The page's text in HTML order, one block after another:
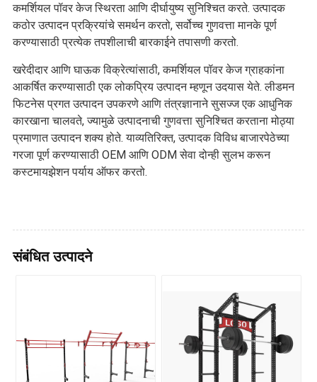
कमर्शियल पॉवर केज स्थिरता आणि दीर्घायुष्य सुनिश्चित करते. उत्पादक
कठोर उत्पादन प्रक्रियांचे समर्थन करतो, सर्वोच्च गुणवत्ता मानके पूर्ण
करण्यासाठी प्रत्येक तपशीलाची बारकाईने तपासणी करतो.
खरेदीदार आणि घाऊक विक्रेत्यांसाठी, कमर्शियल पॉवर केज ग्राहकांना
आकर्षित करण्यासाठी एक लोकप्रिय उत्पादन म्हणून उदयास येते. लीडमन
फिटनेस प्रगत उत्पादन उपकरणे आणि तंत्रज्ञानाने सुसज्ज एक आधुनिक
कारखाना चालवते, ज्यामुळे उत्पादनाची गुणवत्ता सुनिश्चित करताना मोठ्या
प्रमाणात उत्पादन शक्य होते. याव्यतिरिक्त, उत्पादक विविध बाजारपेठेच्या
गरजा पूर्ण करण्यासाठी OEM आणि ODM सेवा दोन्ही सुलभ करून
कस्टमायझेशन पर्याय ऑफर करतो.
संबंधित उत्पादने